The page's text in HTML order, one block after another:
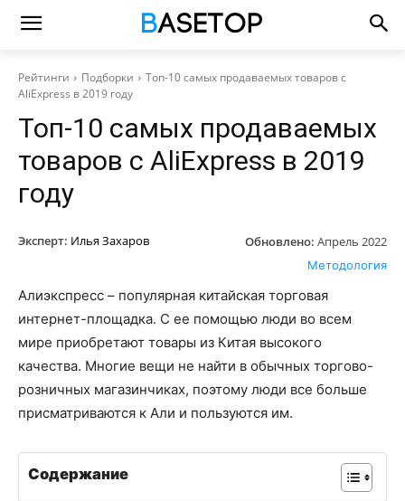
Рейтинги Подборки
Топ-10 самых продаваемых товаров с
AliExpress в 2019 году
Топ-10 самых продаваемых
товаров с AliExpress в 2019
году
Эксперт: Илья Захаров Обновлено: Апрель 2022
Методология
Алиэкспресс – популярная китайская торговая
интернет-площадка. С ее помощью люди во всем
мире приобретают товары из Китая высокого
качества. Многие вещи не найти в обычных торгово-
розничных магазинчиках, поэтому люди все больше
присматриваются к Али и пользуются им.
Содержание